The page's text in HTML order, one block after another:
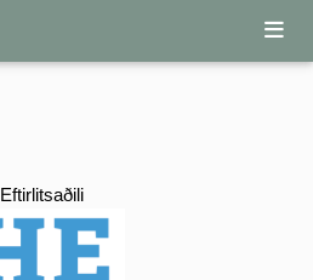
Eftirlitsaðili